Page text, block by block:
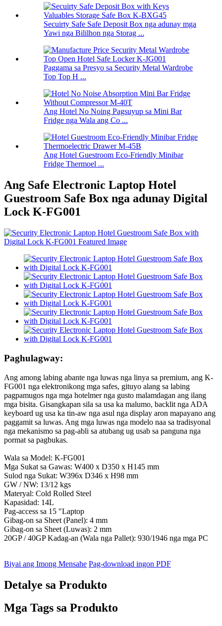
Secuirty Safe Safe Deposit Box nga adunay mga
Yawi nga Bililhon nga Storag ...
Paggama sa Presyo sa Security Metal Wardrobe
Top Top H ...
Ang Hotel No Noing Pagsuyup sa Mini Bar
Fridge nga Wala ang Co ...
Ang Hotel Guestroom Eco-Friendly Minibar
Fridge Thermoel ...
Ang Safe Electronic Laptop Hotel
Guestroom Safe Box nga adunay Digital
Lock K-FG001
Paghulagway:
Ang among labing abante nga luwas nga linya sa premium, ang K-
FG001 nga elektronikong mga safes, gituyo alang sa labing
pagpamugos nga mga hotelmer nga gusto malamdagan ang ilang
mga bisita. Gisangkapan sila sa usa ka malumo, backlit nga ADA
keyboard ug usa ka tin-aw nga asul nga display aron mapayano ang
paggamit sa luwas. Ang mga luwas nga modelo naa sa tradisyonal
nga mekanismo sa pag-abli sa atubang ug usab sa panguna nga
pormat sa pagbukas.
Wala sa Model: K-FG001
Mga Sukat sa Gawas: W400 x D350 x H145 mm
Sulod nga Sukat: W396x D346 x H98 mm
GW / NW: 13/12 kgs
Materyal: Cold Rolled Steel
Kapasidad: 14L
Pag-access sa 15 "Laptop
Gibag-on sa Sheet (Panel): 4 mm
Gibag-on sa Sheet (Luwas): 2 mm
20GP / 40GP Kadag-an (Wala nga Pallet): 930/1946 nga mga PC
Biyai ang Imong Mensahe Pag-download ingon PDF
Detalye sa Produkto
Mga Tags sa Produkto